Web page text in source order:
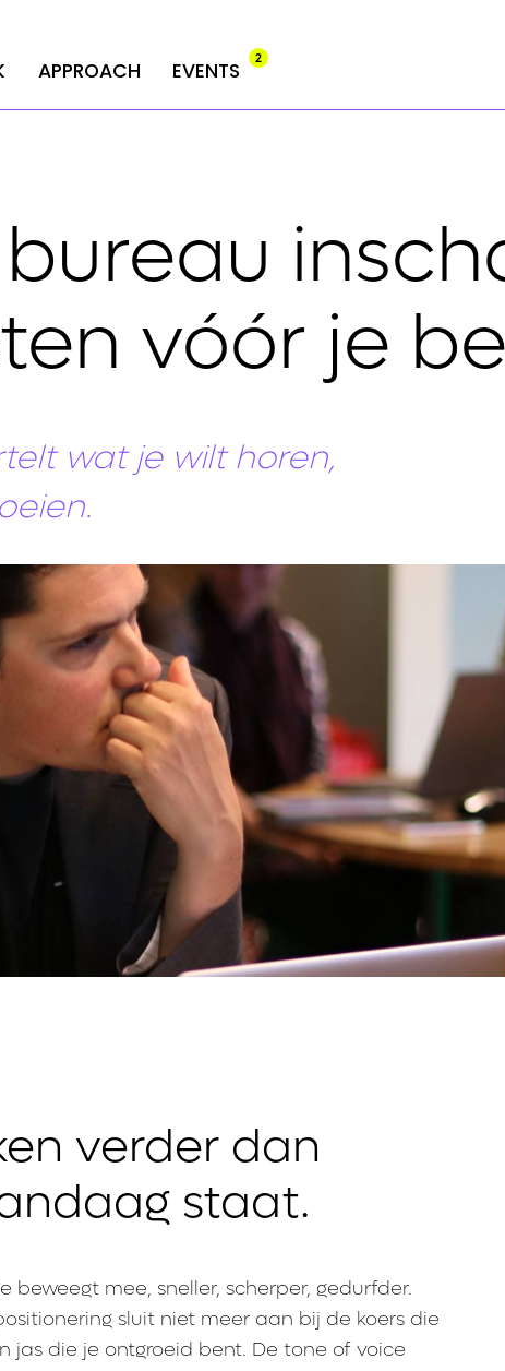
APPROACH EVENTS 2
APPROACH EVENTS 2
vóór je
wat je wilt horen,
verder dan
staat.
beweegt mee, sneller, scherper, gedurfder.
sluit niet meer aan bij de koers die
jas die je ontgroeid bent. De tone of voice